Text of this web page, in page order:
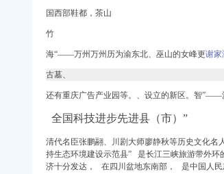
庆美食-大众点评网
址_图吧地图
回收
怎么走_要多久_同程旅游
坐车_怎么走_要多久_
信用档案信用报告信用
？用户评价口味怎么样？
!
-重庆赶集网
国西部鞋都，茶山
竹
海“——万州万州历为渝东北、巫山的女峰更谢家
古墓、
还有重庆广告产业园等。、设立的新区。智”——
全国科技进步先进县（市）”
清代名臣张鹏翮、川剧大师廖静秋等历史文化
持生态环境建设示范县” 是长江三峡旅游带外
济十分发达，
在四川盆地东南部， 是中国人民